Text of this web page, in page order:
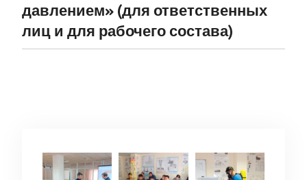
давлением» (для ответственных
лиц и для рабочего состава)